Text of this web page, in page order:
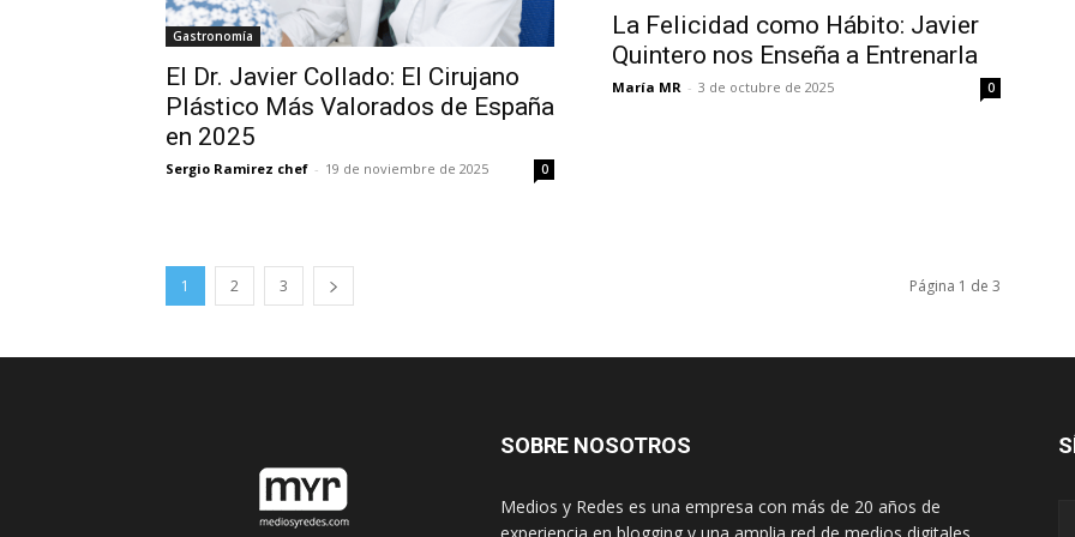
Gastronomía
El Dr. Javier Collado: El Cirujano
Plástico Más Valorados de España
en 2025
Sergio Ramirez chef - 19 de noviembre de 2025 0
La Felicidad como Hábito: Javier
Quintero nos Enseña a Entrenarla
María MR - 3 de octubre de 2025 0
1 2 3 Página 1 de 3
SOBRE NOSOTROS
Medios y Redes es una empresa con más de 20 años de